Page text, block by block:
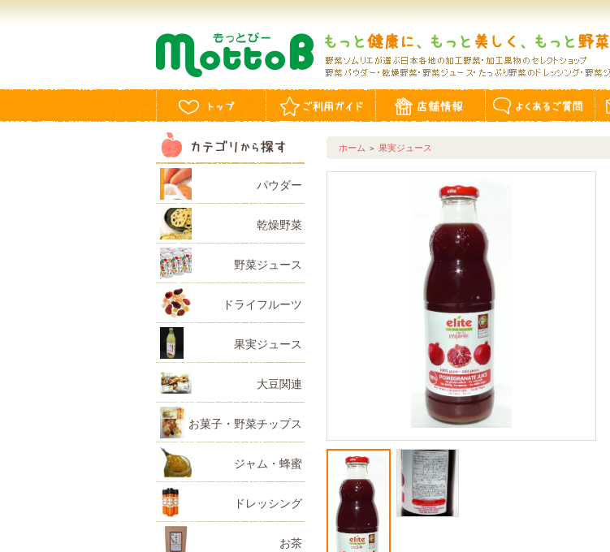
パウダー
乾燥野菜
野菜ジュース
ドライフルーツ
果実ジュース
大豆関連
お菓子・野菜チップス
ジャム・蜂蜜
ドレッシング
お茶
ホーム ＞ 果実ジュース